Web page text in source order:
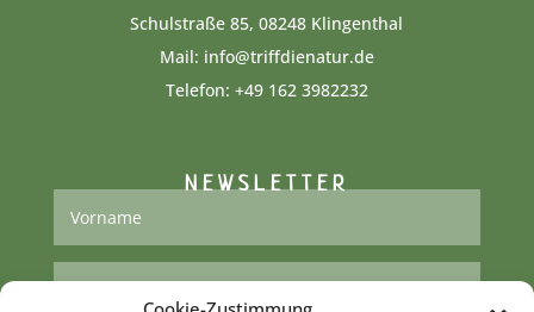
Schulstraße 85, 08248 Klingenthal
Mail: info@triffdienatur.de
Telefon: +49 162 3982232‬
NEWSLETTER